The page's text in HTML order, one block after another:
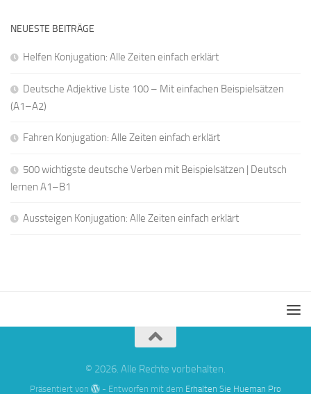
NEUESTE BEITRÄGE
Helfen Konjugation: Alle Zeiten einfach erklärt
Deutsche Adjektive Liste 100 – Mit einfachen Beispielsätzen
(A1–A2)
Fahren Konjugation: Alle Zeiten einfach erklärt
500 wichtigste deutsche Verben mit Beispielsätzen | Deutsch
lernen A1–B1
Aussteigen Konjugation: Alle Zeiten einfach erklärt
© 2026. Alle Rechte vorbehalten.
Präsentiert von - Entworfen mit dem Erhalten Sie Hueman Pro